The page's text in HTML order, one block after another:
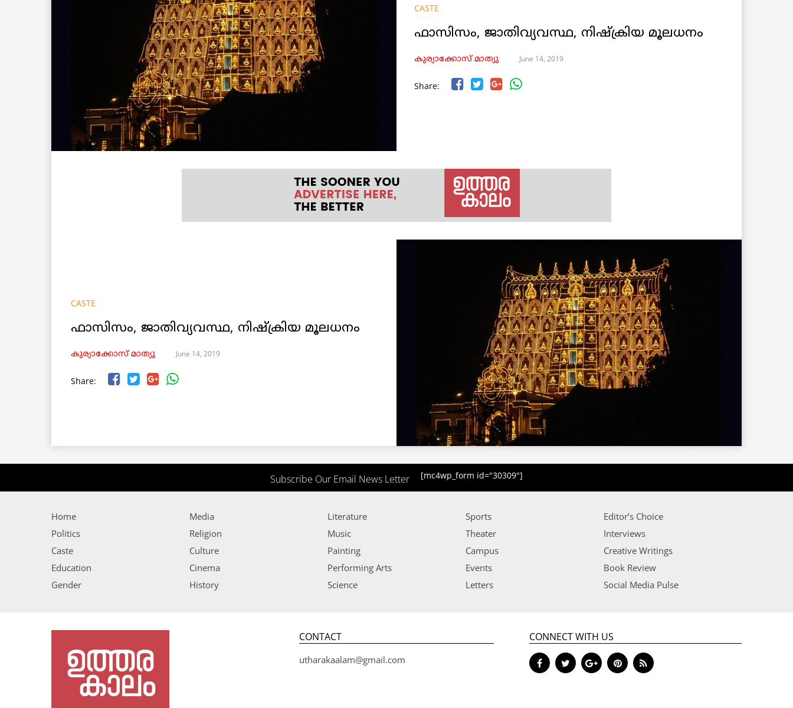
CASTE
ഫാസിസം, ജാതിവ്യവസ്ഥ, നിഷ്ക്രിയ മൂലധനം
കുര്യാക്കോസ് മാത്യു June 14, 2019
Share:
CASTE
ഫാസിസം, ജാതിവ്യവസ്ഥ, നിഷ്ക്രിയ മൂലധനം
കുര്യാക്കോസ് മാത്യു June 14, 2019
Share:
Subscribe Our Email News Letter [mc4wp_form id="30309"]
Home
Politics
Caste
Education
Gender
Media
Religion
Culture
Cinema
History
Literature
Music
Painting
Performing Arts
Science
Sports
Theater
Campus
Events
Letters
Editor’s Choice
Interviews
Creative Writings
Book Review
Social Media Pulse
CONTACT
utharakaalam@gmail.com
CONNECT WITH US